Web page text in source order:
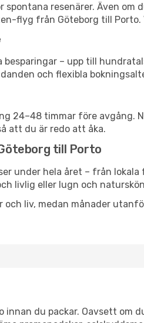
spontana resenärer. Även
flyg från Göteborg till
besparingar – upp till
och flexibla
24–48 timmar före avgång.
att du är redo att åka.
till Porto
under hela året – från
livlig eller lugn och
liv, medan månader
innan du packar. Oavsett